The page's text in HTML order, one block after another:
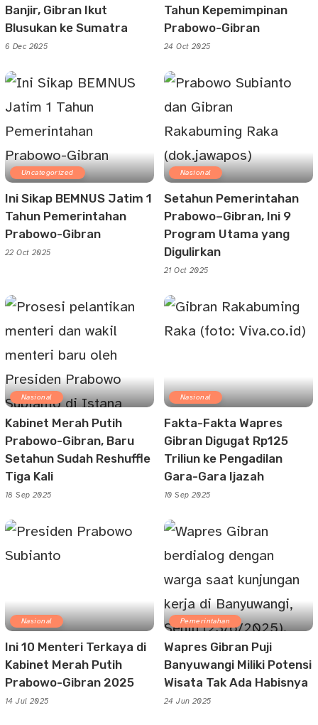
Banjir, Gibran Ikut
Blusukan ke Sumatra
6 Dec 2025
Tahun Kepemimpinan
Prabowo-Gibran
24 Oct 2025
Uncategorized
Ini Sikap BEMNUS Jatim 1
Tahun Pemerintahan
Prabowo-Gibran
22 Oct 2025
Nasional
Setahun Pemerintahan
Prabowo–Gibran, Ini 9
Program Utama yang
Digulirkan
21 Oct 2025
Nasional
Kabinet Merah Putih
Prabowo-Gibran, Baru
Setahun Sudah Reshuffle
Tiga Kali
18 Sep 2025
Nasional
Fakta-Fakta Wapres
Gibran Digugat Rp125
Triliun ke Pengadilan
Gara-Gara Ijazah
10 Sep 2025
Nasional
Ini 10 Menteri Terkaya di
Kabinet Merah Putih
Prabowo-Gibran 2025
14 Jul 2025
Pemerintahan
Wapres Gibran Puji
Banyuwangi Miliki Potensi
Wisata Tak Ada Habisnya
24 Jun 2025